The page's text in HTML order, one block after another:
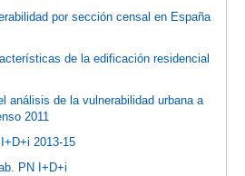
por sección censal en España
de la edificación residencial
análisis de la vulnerabilidad urbana a
2011
2013-15
PN I+D+i